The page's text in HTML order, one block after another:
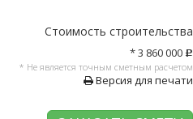
Стоимость строительства
* 3 860 000 c
* Не является точным сметным расчетом
Версия для печати